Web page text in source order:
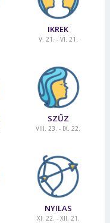
IKREK
V. 21. - VI. 21.
SZŰZ
VIII. 23. - IX. 22.
NYILAS
XI. 22. - XII. 21.